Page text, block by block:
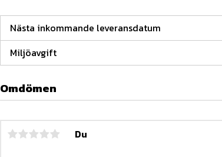
Nästa inkommande leveransdatum
Miljöavgift
Omdömen
Du